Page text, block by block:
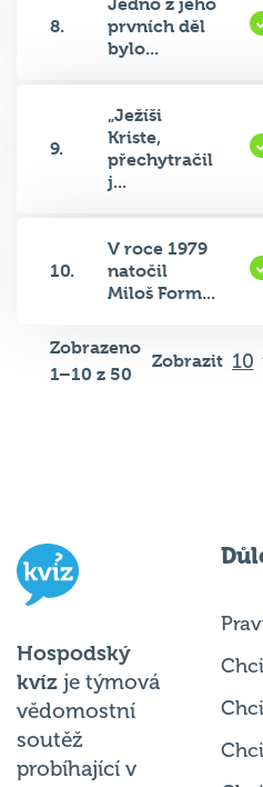
8.
Jedno z jeho
prvních děl
bylo...
9.
„Ježíši
Kriste,
přechytračil
j...
10.
V roce 1979
natočil
Miloš Form...
Zobrazeno
1–10 z 50
Zobrazit
Hospodský
kvíz je týmová
vědomostní
soutěž
probíhající v